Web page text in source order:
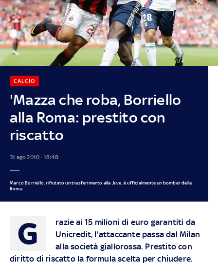
'Mazza che roba, Borriello
alla Roma: prestito con
riscatto
CALCIO
31 ago 2010 - 18:48
Marco Borriello, rifiutato un trasferimento alla Juve, è ufficialmente un bomber della
Roma
G
razie ai 15 milioni di euro garantiti da
Unicredit, l'attaccante passa dal Milan
alla società giallorossa. Prestito con
diritto di riscatto la formula scelta per chiudere.